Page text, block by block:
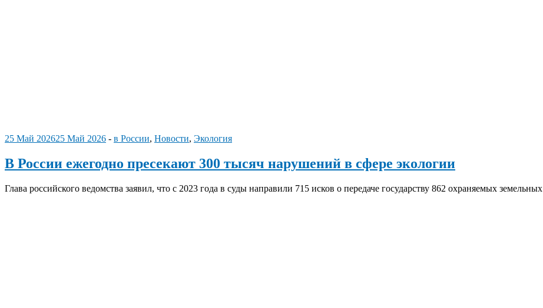
25 Май 202625 Май 2026 - в России, Новости, Экология
В России ежегодно пресекают 300 тысяч нарушений в сфере экологии
Глава российского ведомства заявил, что с 2023 года в суды направили 715 исков о передаче государству 862 охраняемых земельных